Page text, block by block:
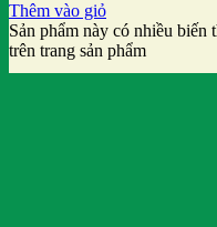
Thêm vào giỏ
Sản phẩm này có nhiều biến
trên trang sản phẩm